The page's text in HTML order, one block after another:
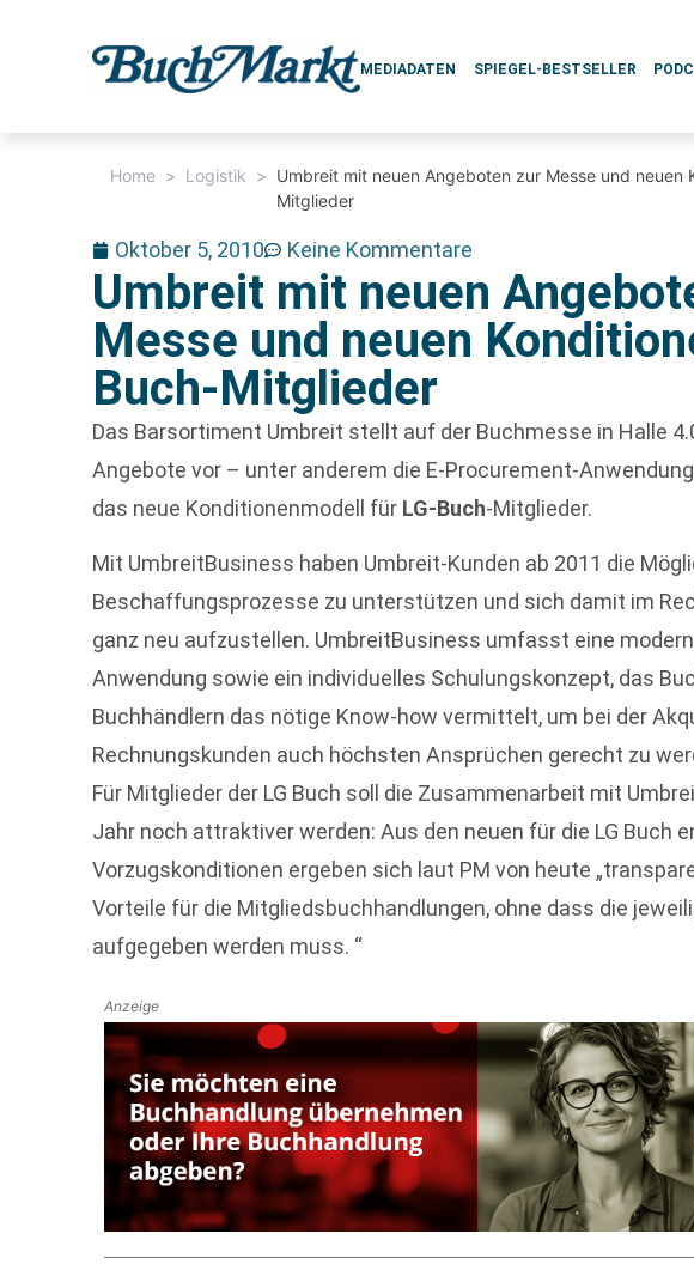
MEDIADATEN SPIEGEL-BESTSELLER
Home > Logistik > Umbreit mit neuen Angeboten zur Messe und neuen
Mitglieder
Oktober 5, 2010 Keine Kommentare
Umbreit mit neuen
Messe und neuen
Buch-Mitglieder
Das Barsortiment Umbreit stellt auf der Buchmesse in Halle
Angebote vor – unter anderem die E-Procurement-Anwendung
das neue Konditionenmodell für LG-Buch-Mitglieder.
Mit UmbreitBusiness haben Umbreit-Kunden ab 2011 die
Beschaffungsprozesse zu unterstützen und sich damit im
ganz neu aufzustellen. UmbreitBusiness umfasst eine
Anwendung sowie ein individuelles Schulungskonzept, das
Buchhändlern das nötige Know-how vermittelt, um bei der
Rechnungskunden auch höchsten Ansprüchen gerecht zu
Für Mitglieder der LG Buch soll die Zusammenarbeit mit
Jahr noch attraktiver werden: Aus den neuen für die LG Buch
Vorzugskonditionen ergeben sich laut PM von heute
Vorteile für die Mitgliedsbuchhandlungen, ohne dass die
aufgegeben werden muss. “
Anzeige